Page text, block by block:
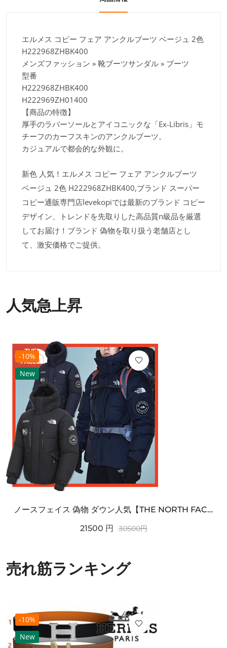
エルメス コピー フェア アンクルブーツ ベージュ 2色
H222968ZHBK400
メンズファッション » 靴ブーツサンダル » ブーツ
型番
H222968ZHBK400
H222969ZH01400
【商品の特徴】
厚手のラバーソールとアイコニックな「Ex-Libris」モ
チーフのカーフスキンのアンクルブーツ。
カジュアルで都会的な外観に。
新色 人気！エルメス コピー フェア アンクルブーツ
ベージュ 2色 H222968ZHBK400,ブランド スーパー
コピー通販専門店levekopiでは最新のブランド コピー
デザイン、トレンドを先取りした高品質n級品を厳選
してお届け！ブランド 偽物を取り扱う老舗店とし
て、激安価格でご提供。
人気急上昇
-10%
New
ノースフェイス 偽物 ダウン人気【THE NORTH FACE】M'S 7 SUMMIT HIM...
21500 円 30500円
売れ筋ランキング
-10%
New